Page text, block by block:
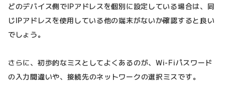
どのデバイス側でIPアドレスを個別に設定している場合は、同
じIPアドレスを使用している他の端末がないか確認すると良い
でしょう。
さらに、初歩的なミスとしてよくあるのが、Wi-Fiパスワード
の入力間違いや、接続先のネットワークの選択ミスです。